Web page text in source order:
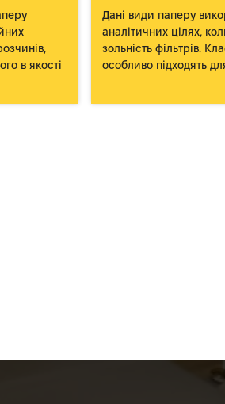
в якості
Дані види паперу
аналітичних цілях,
зольність фільтрів.
особливо підходять